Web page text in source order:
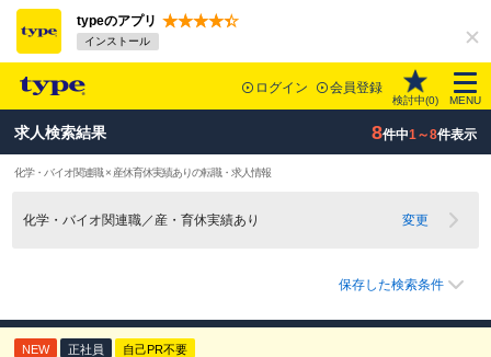
typeのアプリ
インストール
ログイン 会員登録
検討中(0) MENU
求人検索結果 8件中1～8件表示
化学・バイオ関連職 × 産休育休実績ありの転職・求人情報
化学・バイオ関連職／産・育休実績あり 変更
保存した検索条件
NEW 正社員 自己PR不要